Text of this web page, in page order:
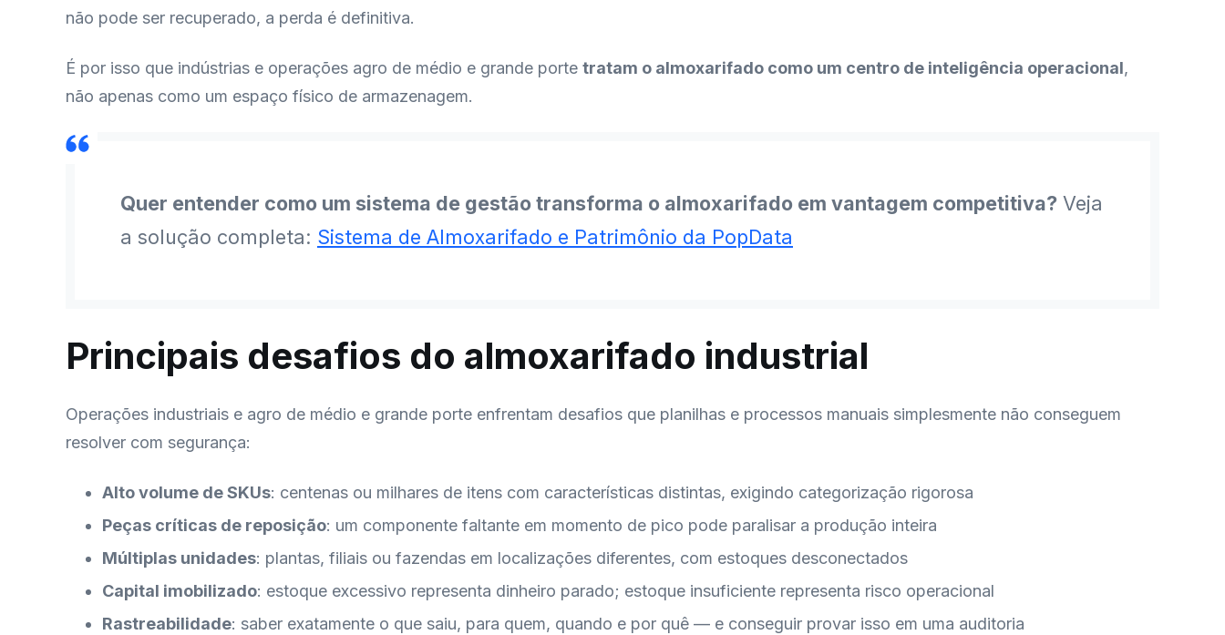
não pode ser recuperado, a perda é definitiva.
É por isso que indústrias e operações agro de médio e grande porte tratam o almoxarifado como um centro de inteligência operacional,
não apenas como um espaço físico de armazenagem.
Quer entender como um sistema de gestão transforma o almoxarifado em vantagem competitiva? Veja
a solução completa: Sistema de Almoxarifado e Patrimônio da PopData
Principais desafios do almoxarifado industrial
Operações industriais e agro de médio e grande porte enfrentam desafios que planilhas e processos manuais simplesmente não conseguem
resolver com segurança:
Alto volume de SKUs: centenas ou milhares de itens com características distintas, exigindo categorização rigorosa
Peças críticas de reposição: um componente faltante em momento de pico pode paralisar a produção inteira
Múltiplas unidades: plantas, filiais ou fazendas em localizações diferentes, com estoques desconectados
Capital imobilizado: estoque excessivo representa dinheiro parado; estoque insuficiente representa risco operacional
Rastreabilidade: saber exatamente o que saiu, para quem, quando e por quê — e conseguir provar isso em uma auditoria